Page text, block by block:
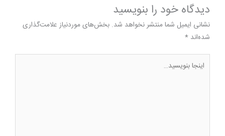
دیدگاه‌ خود را بنویسید
نشانی ایمیل شما منتشر نخواهد شد. بخش‌های موردنیاز علامت‌گذاری
شده‌اند *
اینجا
بنویسید…